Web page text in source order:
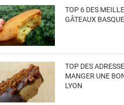
TOP 6 DES
GÂTEAUX
TOP DES
MANGER UNE
LYON